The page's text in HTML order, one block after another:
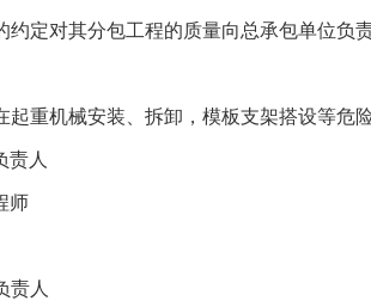
约定对其分包工程的质量向总承包单位负
机械安装、拆卸，模板支架搭设等危险
人
师
人